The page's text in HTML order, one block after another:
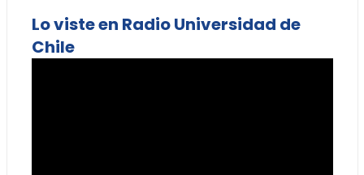
Lo viste en Radio Universidad de
Chile